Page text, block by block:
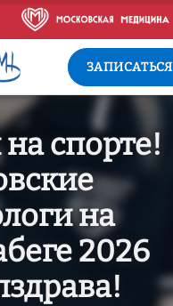
ЗАПИСАТЬСЯ
спорте!
на
2026